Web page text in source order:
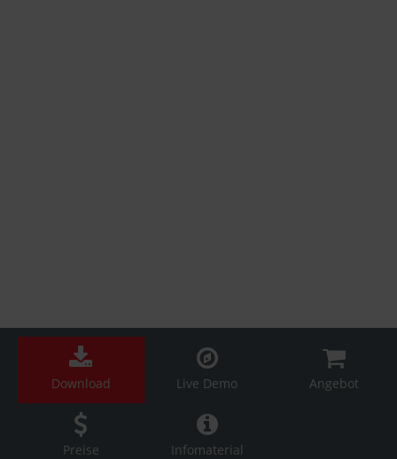
Download Live Demo Angebot
Preise Infomaterial